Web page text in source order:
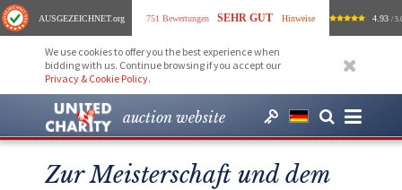
AUSGEZEICHNET.org 751 Bewertungen SEHR GUT Hinweise 4.93 /
We use cookies to offer you the best experience when
bidding with us. Continue browsing if you accept our
Privacy & Cookie Policy.
auction website
Zur Meisterschaft und dem